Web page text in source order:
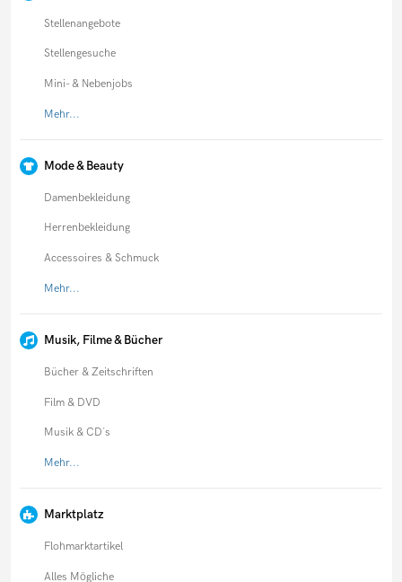
Stellenangebote
Stellengesuche
Mini- & Nebenjobs
Mehr...
Mode & Beauty
Damenbekleidung
Herrenbekleidung
Accessoires & Schmuck
Mehr...
Musik, Filme & Bücher
Bücher & Zeitschriften
Film & DVD
Musik & CD´s
Mehr...
Marktplatz
Flohmarktartikel
Alles Mögliche